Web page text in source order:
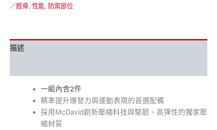
／脛骨, 性能, 防禦部位
描述
一組內含2件
精準提升爆發力與運動表現的首選配備
採用McDavid創新壓縮科技與堅韌、高彈性的獨家壓
縮材質